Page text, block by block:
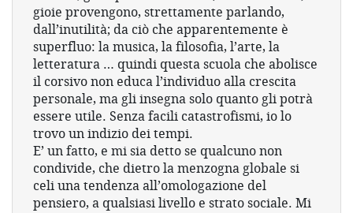
gioie provengono, strettamente parlando,
dall’inutilità; da ciò che apparentemente è
superfluo: la musica, la filosofia, l’arte, la
letteratura … quindi questa scuola che abolisce
il corsivo non educa l’individuo alla crescita
personale, ma gli insegna solo quanto gli potrà
essere utile. Senza facili catastrofismi, io lo
trovo un indizio dei tempi.
E’ un fatto, e mi sia detto se qualcuno non
condivide, che dietro la menzogna globale si
celi una tendenza all’omologazione del
pensiero, a qualsiasi livello e strato sociale. Mi